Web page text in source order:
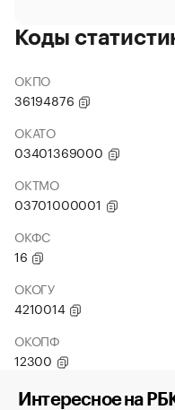
Коды
ОКПО
36194876
ОКАТО
03401369000
ОКТМО
03701000001
ОКФС
16
ОКОГУ
4210014
ОКОПФ
12300
Интересное на